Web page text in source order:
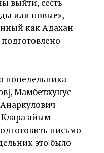
выйти, сесть
или новые», —
как Адахан
понедельника
Мамбетжунус
Клара айым
письмо-
это было